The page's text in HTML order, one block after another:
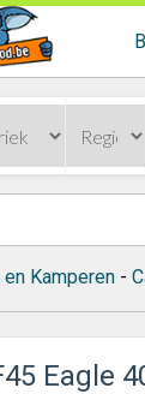
en Kamperen -
Eagle